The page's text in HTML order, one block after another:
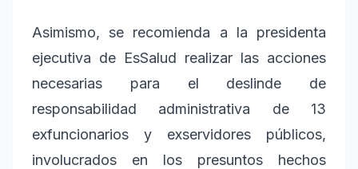
Asimismo, se recomienda a la presidenta
ejecutiva de EsSalud realizar las acciones
necesarias para el deslinde de
responsabilidad administrativa de 13
exfuncionarios y exservidores públicos,
involucrados en los presuntos hechos